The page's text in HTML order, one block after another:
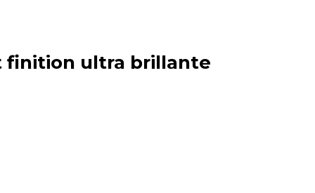
finition ultra brillante